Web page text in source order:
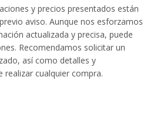
y precios presentados están
aviso. Aunque nos esforzamos
actualizada y precisa, puede
Recomendamos solicitar un
así como detalles y
realizar cualquier compra.